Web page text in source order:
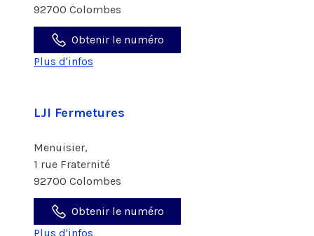
92700 Colombes
Obtenir le numéro
Plus d'infos
LJI Fermetures
Menuisier,
1 rue Fraternité
92700 Colombes
Obtenir le numéro
Plus d'infos